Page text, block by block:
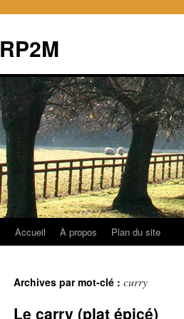
RP2M
Aller
contenu
Accueil À propos Plan du site
Archives par mot-clé : curry
Le carry (plat épicé)